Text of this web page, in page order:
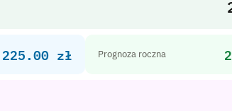
225.00 zł Prognoza roczna